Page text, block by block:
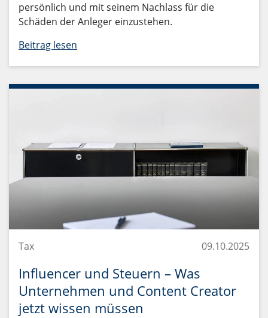
persönlich und mit seinem Nachlass für die
Schäden der Anleger einzustehen.
Beitrag lesen
Tax 09.10.2025
Influencer und Steuern – Was
Unternehmen und Content Creator
jetzt wissen müssen